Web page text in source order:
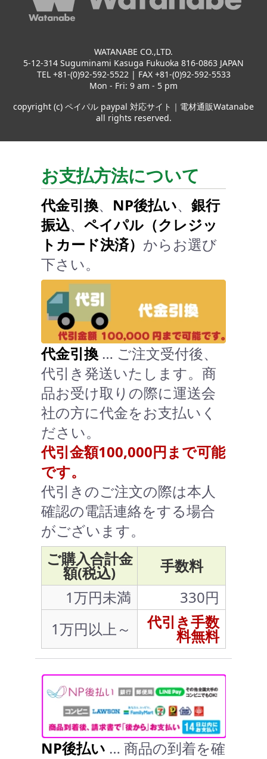
WATANABE CO.,LTD.
5-12-314 Suguminami Kasuga Fukuoka 816-0863 JAPAN
TEL +81-(0)92-592-5522 | FAX +81-(0)92-592-5533
Mon - Fri: 9 am - 5 pm
copyright (c) ペイパル paypal 対応サイト｜電材通販Watanabe
all rights reserved.
お支払方法について
代金引換、 NP後払い、 銀行
振込、 ペイパル（クレジッ
トカード決済） からお選び
下さい。
代金引換 … ご注文受付後、
代引き発送いたします。商
品お受け取りの際に運送会
社の方に代金をお支払いく
ださい。
代引金額100,000円まで可能
です。
代引きのご注文の際は本人
確認の電話連絡をする場合
がございます。
ご購入合計金
額(税込)
手数料
1万円未満
330円
1万円以上～
代引き手数
料無料
NP後払い … 商品の到着を確